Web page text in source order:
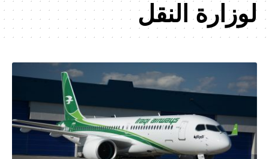
لوزارة النقل